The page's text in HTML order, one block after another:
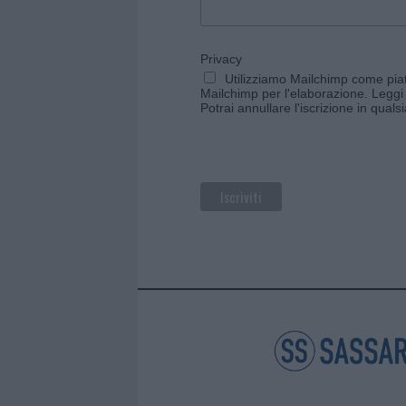
Privacy
Utilizziamo Mailchimp come
Mailchimp per l'elaborazione.
Potrai annullare l'iscrizione in